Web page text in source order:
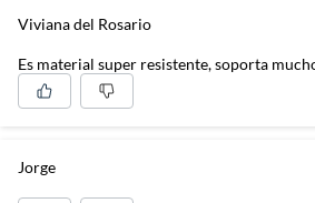
Viviana del Rosario
Es material super resistente, soporta
Jorge